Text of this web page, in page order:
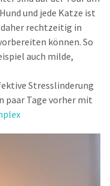
und jede Katze ist
rechtzeitig in
können. So
auch milde,
Stresslinderung
paar Tage vorher mit